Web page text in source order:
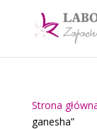
Strona
ganesha”